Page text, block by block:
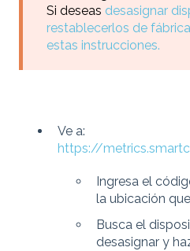
Si deseas desasignar
restablecerlos de
estas instrucciones.
Ve a:
https://
Ingresa el
la ubicación
Busca el
desasignar y